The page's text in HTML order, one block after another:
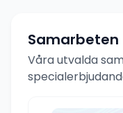
Samarbeten
Våra utvalda